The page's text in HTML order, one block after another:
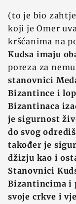
(to je bio
koji je Omer
kršćanima na
Kudsa imaju
poreza za
stanovnici
Bizantince i
Bizantinaca
je sigurnost
do svog
također je
džizju kao i
Stanovnici
Bizantincima i
svoje crkve i